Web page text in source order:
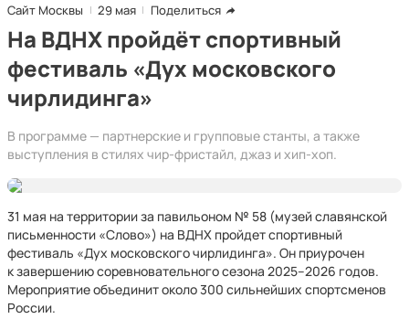
Сайт Москвы 29 мая Поделиться
На ВДНХ пройдёт спортивный
фестиваль «Дух московского
чирлидинга»
В программе — партнерские и групповые станты, а также
выступления в стилях чир-фристайл, джаз и хип-хоп.
31 мая на территории за павильоном № 58 (музей славянской
письменности «Слово») на ВДНХ пройдет спортивный
фестиваль «Дух московского чирлидинга». Он приурочен
к завершению соревновательного сезона 2025–2026 годов.
Мероприятие объединит около 300 сильнейших спортсменов
России.